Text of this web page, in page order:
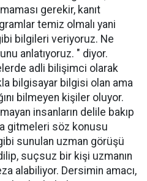
gerekir, kanıt
temiz olmalı yani
bilgileri veriyoruz. Ne
anlatıyoruz. " diyor.
adli bilişimci olarak
bilgisayar bilgisi olan ama
bilmeyen kişiler oluyor.
insanların delile bakıp
gitmeleri söz konusu
sunulan uzman görüşü
suçsuz bir kişi uzmanın
alabiliyor. Dersimin amacı,